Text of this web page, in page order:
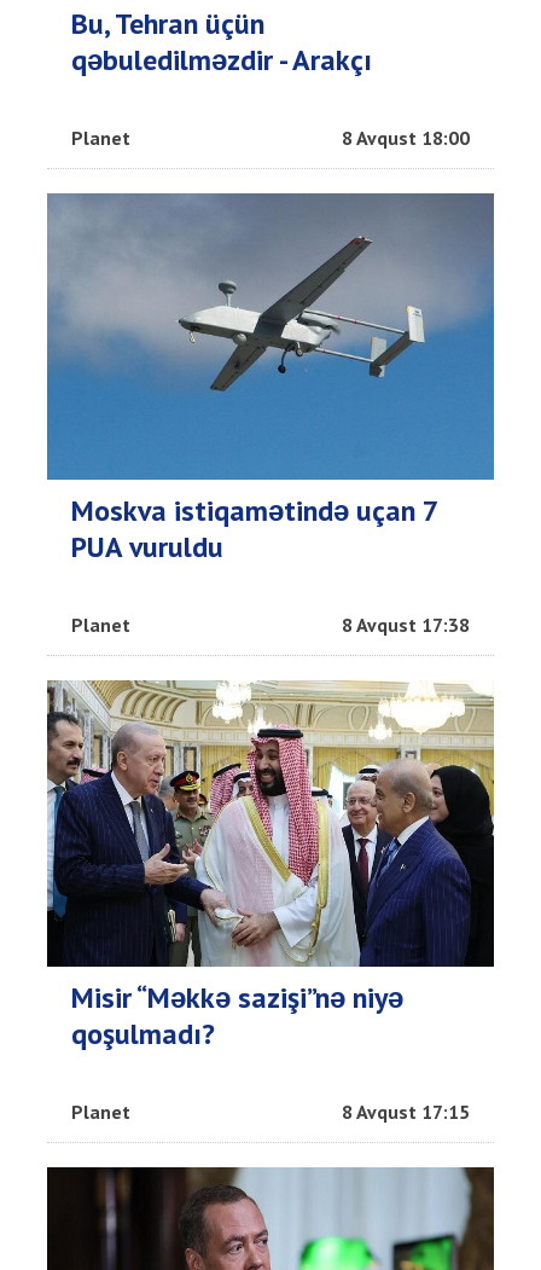
Bu, Tehran üçün
qəbuledilməzdir - Arakçı
Planet 8 Avqust 18:00
Moskva istiqamətində uçan 7
PUA vuruldu
Planet 8 Avqust 17:38
Misir “Məkkə sazişi”nə niyə
qoşulmadı?
Planet 8 Avqust 17:15